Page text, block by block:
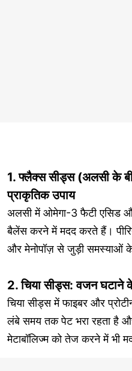
1. फ्लैक्स सीड्स (अलसी के
प्राकृतिक उपाय
अलसी में ओमेगा-3 फैटी एसिड
बैलेंस करने में मदद करते हैं।
और मेनोपॉज़ से जुड़ी समस्याओं
2. चिया सीड्स: वजन घटाने
चिया सीड्स में फाइबर और
लंबे समय तक पेट भरा रहता है
मेटाबॉलिज्म को तेज करने में भी